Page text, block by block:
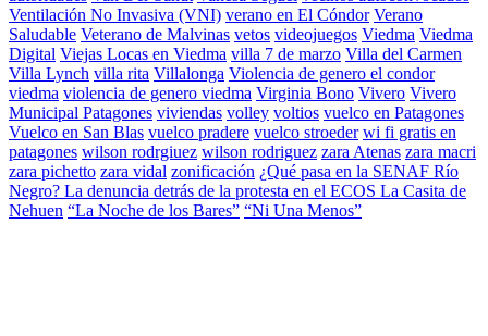
Ventilación No Invasiva (VNI) verano en El Cóndor Verano
Saludable Veterano de Malvinas vetos videojuegos Viedma Viedma
Digital Viejas Locas en Viedma villa 7 de marzo Villa del Carmen
Villa Lynch villa rita Villalonga Violencia de genero el condor
viedma violencia de genero viedma Virginia Bono Vivero Vivero
Municipal Patagones viviendas volley voltios vuelco en Patagones
Vuelco en San Blas vuelco pradere vuelco stroeder wi fi gratis en
patagones wilson rodrgiuez wilson rodriguez zara Atenas zara macri
zara pichetto zara vidal zonificación ¿Qué pasa en la SENAF Río
Negro? La denuncia detrás de la protesta en el ECOS La Casita de
Nehuen “La Noche de los Bares” “Ni Una Menos”